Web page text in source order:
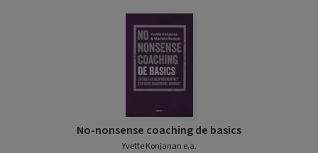
No-nonsense coaching de basics
Yvette Konjanan e.a.